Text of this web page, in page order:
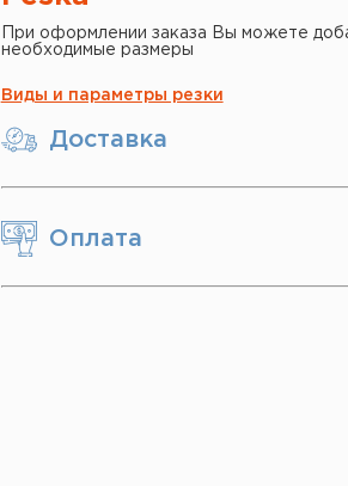
При оформлении заказа Вы можете
необходимые размеры
Виды и параметры резки
Доставка
Оплата